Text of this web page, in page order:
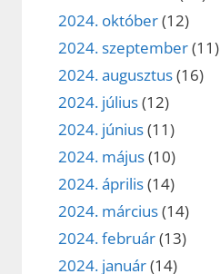
2024. október(12)
2024. szeptember(11)
2024. augusztus(16)
2024. július(12)
2024. június(11)
2024. május(10)
2024. április(14)
2024. március(14)
2024. február(13)
2024. január(14)